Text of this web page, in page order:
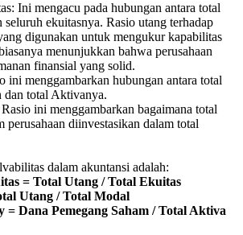
Ini mengacu pada hubungan antara total
seluruh ekuitasnya. Rasio utang terhadap
digunakan untuk mengukur kapabilitas
menunjukkan bahwa perusahaan
finansial yang solid.
menggambarkan hubungan antara total
dan total Aktivanya.
ini menggambarkan bagaimana total
perusahaan diinvestasikan dalam total
dalam akuntansi adalah:
= Total Utang / Total Ekuitas
Utang / Total Modal
Dana Pemegang Saham / Total Aktiva